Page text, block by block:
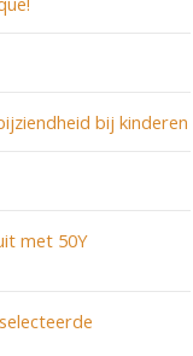
bij kinderen
met 50Y